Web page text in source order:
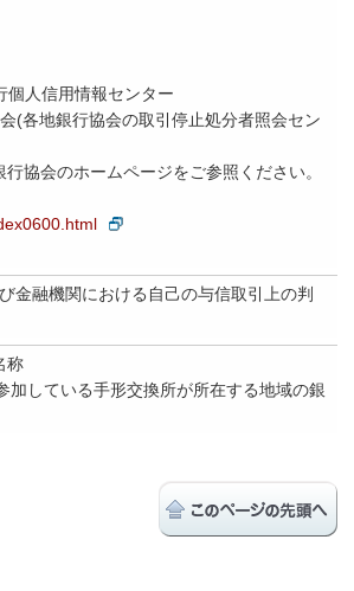
個人信用情報センター
(各地銀行協会の取引停止処分者照会セン
協会のホームページをご参照ください。
金融機関における自己の与信取引上の判
称
している手形交換所が所在する地域の銀